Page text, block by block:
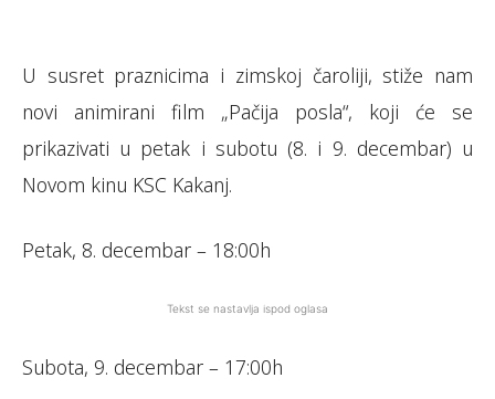
U susret praznicima i zimskoj čaroliji, stiže nam
novi animirani film „Pačija posla“, koji će se
prikazivati u petak i subotu (8. i 9. decembar) u
Novom kinu KSC Kakanj.
Petak, 8. decembar – 18:00h
Tekst se nastavlja ispod oglasa
Subota, 9. decembar – 17:00h